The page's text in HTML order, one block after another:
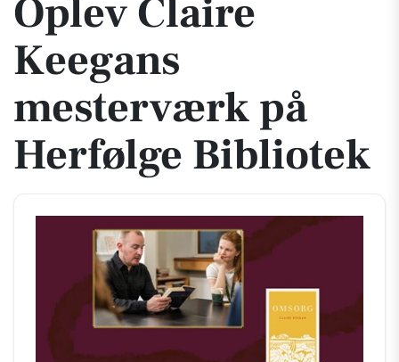
Oplev Claire
Keegans
mesterværk på
Herfølge Bibliotek